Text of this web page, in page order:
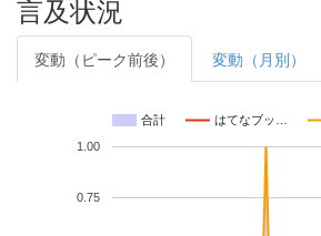
言及状況
変動（ピーク前後） 変動（月別）
合計 はてなブッ…
0.75
1.00